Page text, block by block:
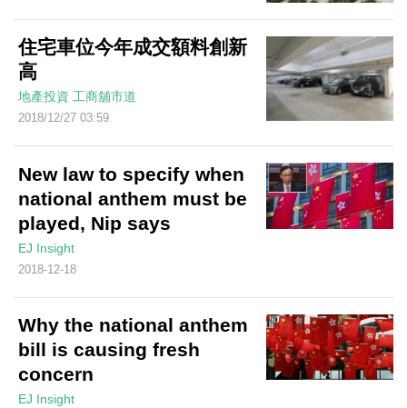
住宅車位今年成交額料創新
高
地產投資 工商舖市道
2018/12/27 03:59
New law to specify when
national anthem must be
played, Nip says
EJ Insight
2018-12-18
Why the national anthem
bill is causing fresh
concern
EJ Insight